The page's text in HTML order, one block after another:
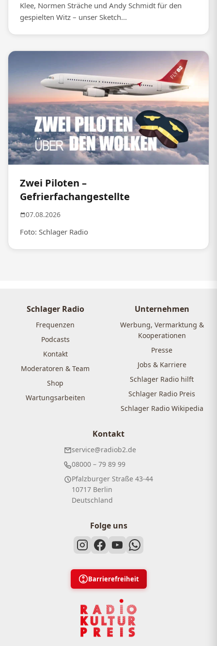
Klee, Normen Sträche und Andy Schmidt für den
gespielten Witz – unser Sketch...
Zwei Piloten –
Gefrierfachangestellte
07.08.2026
Foto: Schlager Radio
Schlager Radio
Frequenzen
Podcasts
Kontakt
Moderatoren & Team
Shop
Wartungsarbeiten
Unternehmen
Werbung, Vermarktung &
Kooperationen
Presse
Jobs & Karriere
Schlager Radio hilft
Schlager Radio Preis
Schlager Radio Wikipedia
Kontakt
service@radiob2.de
08000 – 79 89 99
Pfalzburger Straße 43-44
10717 Berlin
Deutschland
Folge uns
Barrierefreiheit